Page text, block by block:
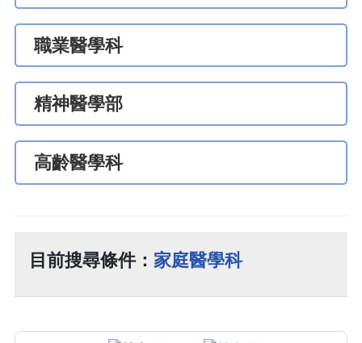
職業醫學科
精神醫學部
高齡醫學科
目前搜尋條件： 家庭醫學科